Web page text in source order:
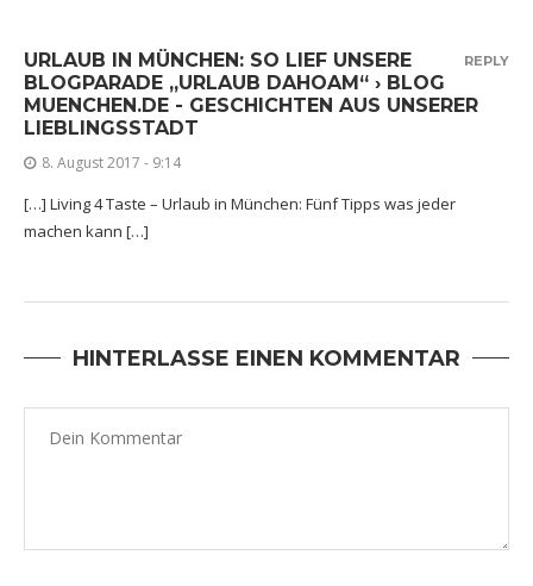
URLAUB IN MÜNCHEN: SO LIEF UNSERE
BLOGPARADE „URLAUB DAHOAM“ › BLOG
MUENCHEN.DE - GESCHICHTEN AUS UNSERER
LIEBLINGSSTADT
8. August 2017 - 9:14
[…] Living 4 Taste – Urlaub in München: Fünf Tipps was jeder
machen kann […]
REPLY
HINTERLASSE EINEN KOMMENTAR